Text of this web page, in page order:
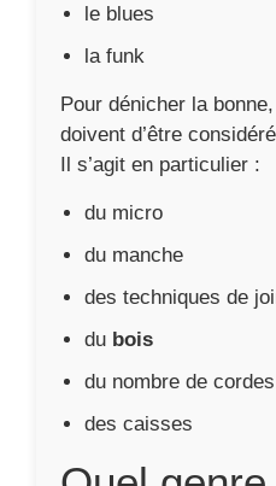
le blues
la funk
Pour dénicher la
doivent d’être
Il s’agit en particulier :
du micro
du manche
des techniques de
du bois
du nombre de cordes
des caisses